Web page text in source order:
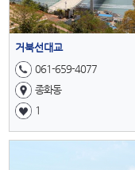
거북선대교
061-659-4077
종화동
1